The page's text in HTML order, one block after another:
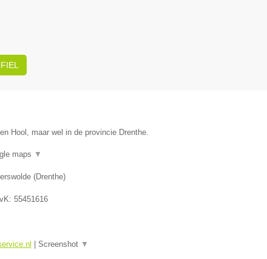
Hool, maar wel in de provincie Drenthe.
maps ▼
(Drenthe)
55451616
Screenshot ▼